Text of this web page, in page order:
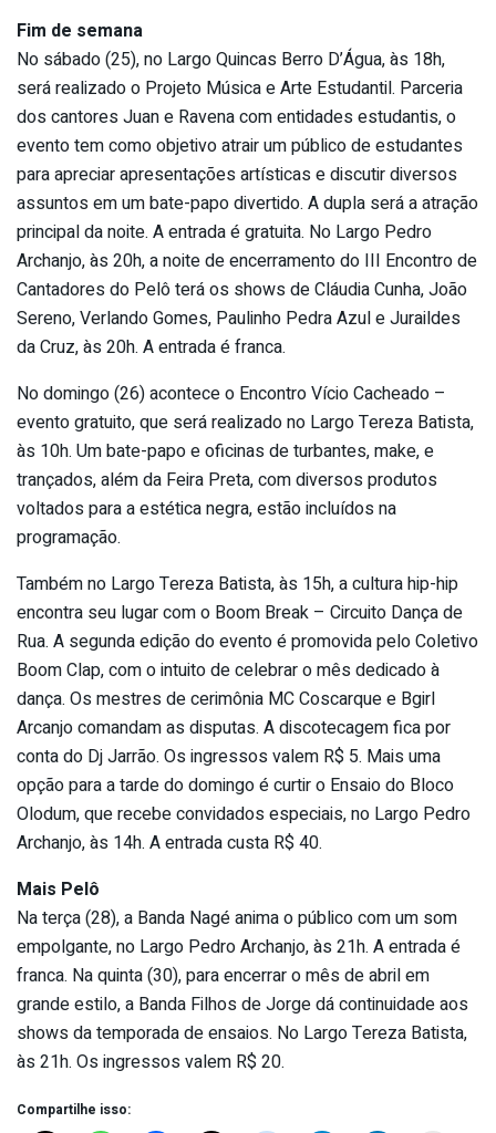
Fim de semana
No sábado (25), no Largo Quincas Berro D’Água, às 18h,
será realizado o Projeto Música e Arte Estudantil. Parceria
dos cantores Juan e Ravena com entidades estudantis, o
evento tem como objetivo atrair um público de estudantes
para apreciar apresentações artísticas e discutir diversos
assuntos em um bate-papo divertido. A dupla será a atração
principal da noite. A entrada é gratuita. No Largo Pedro
Archanjo, às 20h, a noite de encerramento do III Encontro de
Cantadores do Pelô terá os shows de Cláudia Cunha, João
Sereno, Verlando Gomes, Paulinho Pedra Azul e Juraildes
da Cruz, às 20h. A entrada é franca.
No domingo (26) acontece o Encontro Vício Cacheado –
evento gratuito, que será realizado no Largo Tereza Batista,
às 10h. Um bate-papo e oficinas de turbantes, make, e
trançados, além da Feira Preta, com diversos produtos
voltados para a estética negra, estão incluídos na
programação.
Também no Largo Tereza Batista, às 15h, a cultura hip-hip
encontra seu lugar com o Boom Break – Circuito Dança de
Rua. A segunda edição do evento é promovida pelo Coletivo
Boom Clap, com o intuito de celebrar o mês dedicado à
dança. Os mestres de cerimônia MC Coscarque e Bgirl
Arcanjo comandam as disputas. A discotecagem fica por
conta do Dj Jarrão. Os ingressos valem R$ 5. Mais uma
opção para a tarde do domingo é curtir o Ensaio do Bloco
Olodum, que recebe convidados especiais, no Largo Pedro
Archanjo, às 14h. A entrada custa R$ 40.
Mais Pelô
Na terça (28), a Banda Nagé anima o público com um som
empolgante, no Largo Pedro Archanjo, às 21h. A entrada é
franca. Na quinta (30), para encerrar o mês de abril em
grande estilo, a Banda Filhos de Jorge dá continuidade aos
shows da temporada de ensaios. No Largo Tereza Batista,
às 21h. Os ingressos valem R$ 20.
Compartilhe isso: